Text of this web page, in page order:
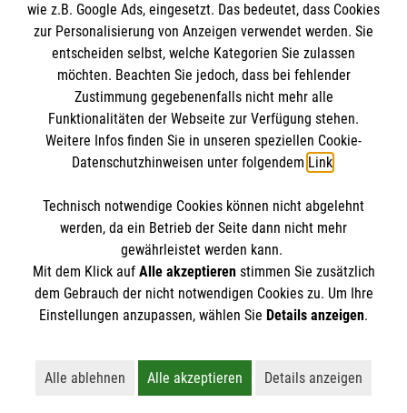
Informationen
Impressum
Datenschutz
Barrierefreiheit
Presse
Spendenkonto
Pax-Bank für Kirche und Caritas eG
IBAN: DE48 3706 0120 1201 2290 10
BIC: GENODED1PA7
So finden Sie uns
Malteser in der Diözese Magdeburg
Hermann-Hesse-Straße 1a
(0391) 60931-0
Der Malteser Hilfsdienst e.V. ist als eingetragene
Gewerbesteuer befreit.
wie z.B. Google Ads, eingesetzt. Das bedeutet, dass Cookies
zur Personalisierung von Anzeigen verwendet werden. Sie
entscheiden selbst, welche Kategorien Sie zulassen
möchten. Beachten Sie jedoch, dass bei fehlender
Zustimmung gegebenenfalls nicht mehr alle
Funktionalitäten der Webseite zur Verfügung stehen.
Weitere Infos finden Sie in unseren speziellen Cookie-
Datenschutzhinweisen unter folgendem Link.
Technisch notwendige Cookies können nicht abgelehnt
werden, da ein Betrieb der Seite dann nicht mehr
gewährleistet werden kann.
Mit dem Klick auf Alle akzeptierenstimmen Sie zusätzlich
dem Gebrauch der nicht notwendigen Cookies zu. Um Ihre
Einstellungen anzupassen, wählen Sie Details anzeigen.
Alle ablehnen
Lehnt alle nicht-essentiellen Cookies ab
Alle akzeptieren
Akzeptiert alle Cookies
Details anzeigen